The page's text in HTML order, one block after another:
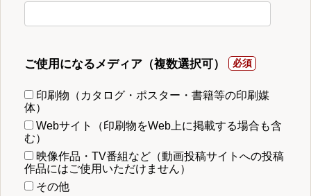
ご使用になるメディア（複数選択可）
印刷物（カタログ・ポスター・書籍等の印刷媒
体）
Webサイト（印刷物をWeb上に掲載する場合も含
む）
映像作品・TV番組など（動画投稿サイトへの投稿
作品にはご使用いただけません）
その他